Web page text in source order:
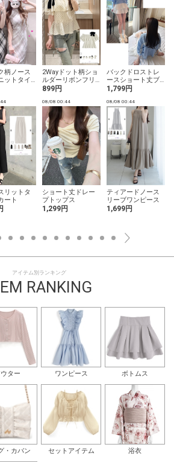
柄ノース
ットタイ
ワンピー
2Wayドット柄ショ
ルダーリボンフリ
ルブラウス
899円
バックドロストレ
ースショート丈ブ
ラウス
1,799円
リットタ
ート
08/08 00:44
ショート丈ドレー
プトップス
1,299円
08/08 00:44
ティアードノース
リーブワンピース
1,699円
アイテム別ランキング
RANKING
ター ワンピース ボトムス
・カバン セットアイテム 浴衣